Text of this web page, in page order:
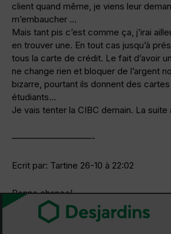
client quand même, je viens leur
m’embaucher …
Mais tant pis c’est comme ça, j’irai
en trouver une. En tout cas jusqu’à
tous la carte de crédit. Le fait d’avoir
ne change rien et bloquer de l’argent
bizarre, pourtant ils donnent des
étudiants…
Je vais tenter la CIBC demain. La suite
—————————-
Ecrit par: Tartine 26-10 à 22:02
Bonne chance!
Pour moi j’avais réussi à ouvrir un